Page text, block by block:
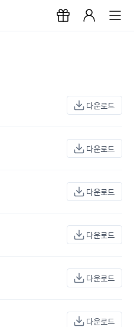
다운로드
다운로드
다운로드
다운로드
다운로드
다운로드